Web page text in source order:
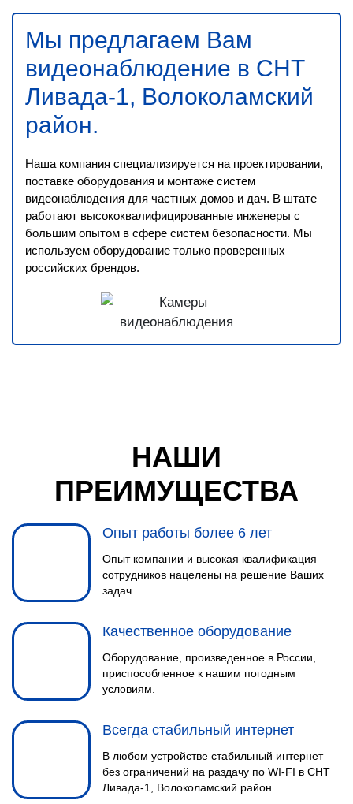
Мы предлагаем Вам
видеонаблюдение в СНТ
Ливада-1, Волоколамский
район.
Наша компания специализируется на проектировании,
поставке оборудования и монтаже систем
видеонаблюдения для частных домов и дач. В штате
работают высококвалифицированные инженеры с
большим опытом в сфере систем безопасности. Мы
используем оборудование только проверенных
российских брендов.
НАШИ
ПРЕИМУЩЕСТВА
Опыт работы более 6 лет
Опыт компании и высокая квалификация
сотрудников нацелены на решение Ваших
задач.
Качественное оборудование
Оборудование, произведенное в России,
приспособленное к нашим погодным
условиям.
Всегда стабильный интернет
В любом устройстве стабильный интернет
без ограничений на раздачу по WI-FI в СНТ
Ливада-1, Волоколамский район.